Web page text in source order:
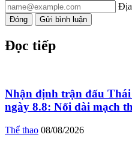
Đóng Gửi bình luận
Đọc tiếp
Nhận định trận đấu
ngày 8.8: Nối dài mạch
Thể thao 08/08/2026